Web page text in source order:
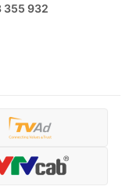
355 932